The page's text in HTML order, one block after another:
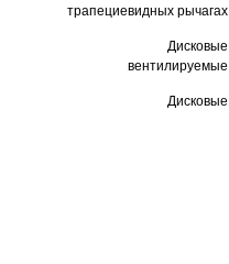
трапециевидных рычагах
Дисковые
вентилируемые
Дисковые